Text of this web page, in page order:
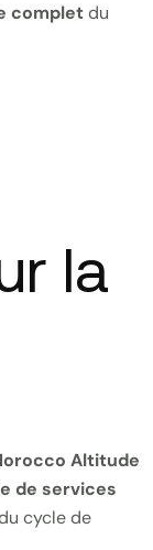
completdu
la
Altitude
de services
cycle de